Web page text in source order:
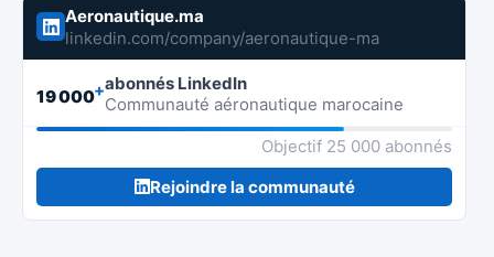
Aeronautique.ma
linkedin.com/company/aeronautique-ma
19 000+abonnés LinkedIn
Communauté aéronautique marocaine
Objectif 25 000 abonnés
Rejoindre la communauté